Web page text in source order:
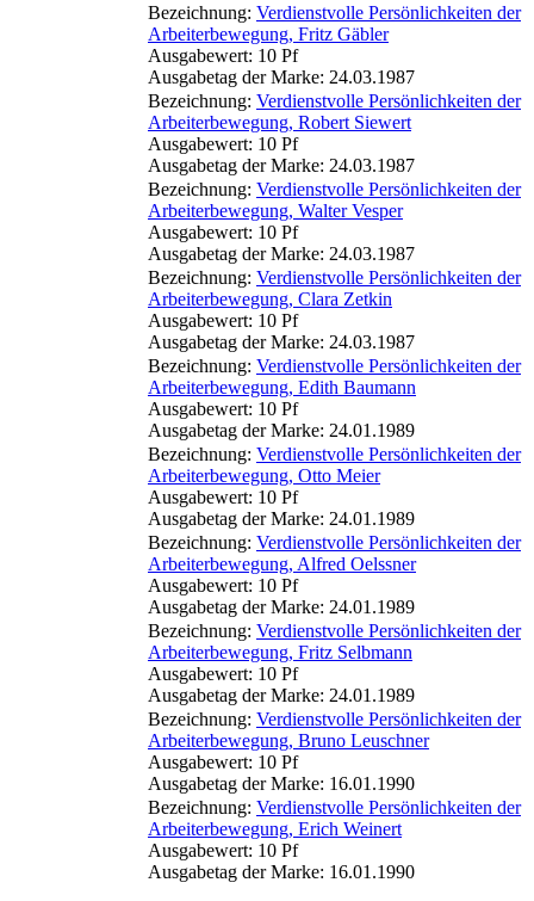
Bezeichnung: Verdienstvolle Persönlichkeiten der
Arbeiterbewegung, Fritz Gäbler
Ausgabewert: 10 Pf
Ausgabetag der Marke: 24.03.1987
Bezeichnung: Verdienstvolle Persönlichkeiten der
Arbeiterbewegung, Robert Siewert
Ausgabewert: 10 Pf
Ausgabetag der Marke: 24.03.1987
Bezeichnung: Verdienstvolle Persönlichkeiten der
Arbeiterbewegung, Walter Vesper
Ausgabewert: 10 Pf
Ausgabetag der Marke: 24.03.1987
Bezeichnung: Verdienstvolle Persönlichkeiten der
Arbeiterbewegung, Clara Zetkin
Ausgabewert: 10 Pf
Ausgabetag der Marke: 24.03.1987
Bezeichnung: Verdienstvolle Persönlichkeiten der
Arbeiterbewegung, Edith Baumann
Ausgabewert: 10 Pf
Ausgabetag der Marke: 24.01.1989
Bezeichnung: Verdienstvolle Persönlichkeiten der
Arbeiterbewegung, Otto Meier
Ausgabewert: 10 Pf
Ausgabetag der Marke: 24.01.1989
Bezeichnung: Verdienstvolle Persönlichkeiten der
Arbeiterbewegung, Alfred Oelssner
Ausgabewert: 10 Pf
Ausgabetag der Marke: 24.01.1989
Bezeichnung: Verdienstvolle Persönlichkeiten der
Arbeiterbewegung, Fritz Selbmann
Ausgabewert: 10 Pf
Ausgabetag der Marke: 24.01.1989
Bezeichnung: Verdienstvolle Persönlichkeiten der
Arbeiterbewegung, Bruno Leuschner
Ausgabewert: 10 Pf
Ausgabetag der Marke: 16.01.1990
Bezeichnung: Verdienstvolle Persönlichkeiten der
Arbeiterbewegung, Erich Weinert
Ausgabewert: 10 Pf
Ausgabetag der Marke: 16.01.1990